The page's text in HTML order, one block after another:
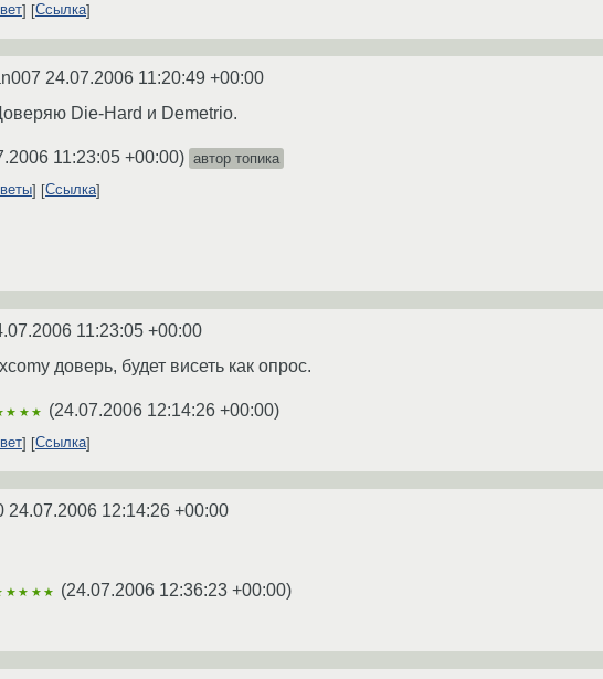
Ссылка
24.07.2006 11:20:49 +00:00
Die-Hard и Demetrio.
11:23:05 +00:00) автор топика
Ссылка
11:23:05 +00:00
доверь, будет висеть как опрос.
(24.07.2006 12:14:26 +00:00)
Ссылка
24.07.2006 12:14:26 +00:00
(24.07.2006 12:36:23 +00:00)